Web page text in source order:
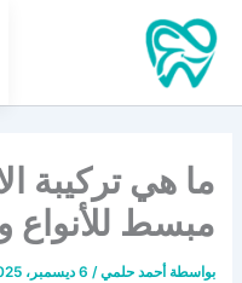
تخطي
إلى
المحتوى
ما هي تركيبة
مبسط للأنواع
بواسطة أحمد حلمي/ 6 ديسمبر، 2025